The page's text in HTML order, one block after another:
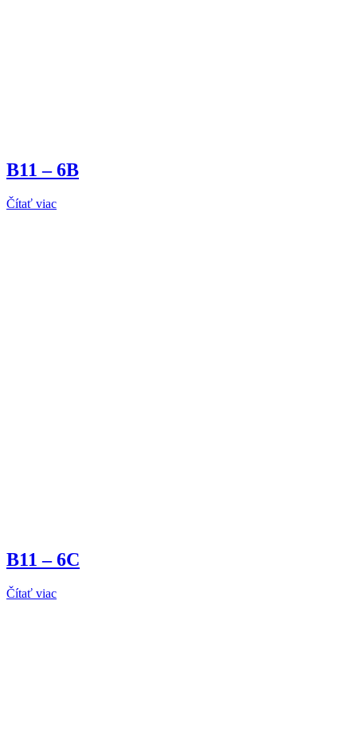
B11 – 6B
Čítať viac
B11 – 6C
Čítať viac